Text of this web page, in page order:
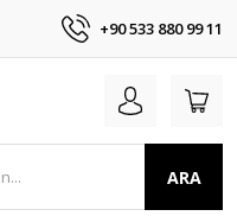
+90 533 880 99 11
ARA